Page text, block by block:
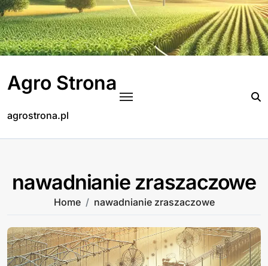
Skip
to
content
Agro Strona
agrostrona.pl
nawadnianie zraszaczowe
Home nawadnianie zraszaczowe